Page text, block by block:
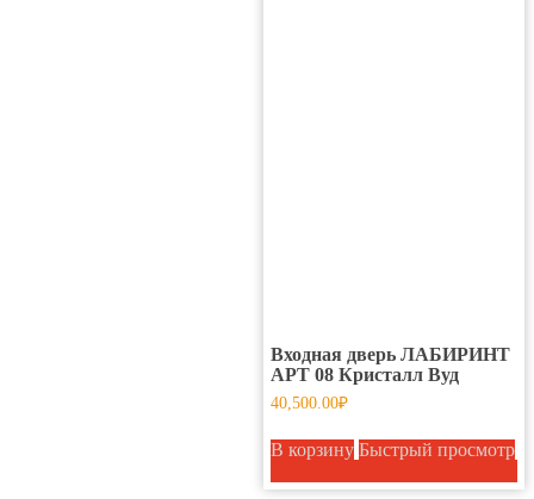
Входная дверь ЛАБИРИНТ
АРТ 08 Кристалл Вуд
40,500.00₽
В корзину Быстрый просмотр